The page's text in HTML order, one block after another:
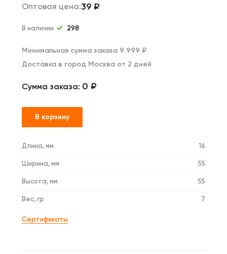
Оптовая цена:39 ₽
В наличии 298
Минимальная сумма заказа 9 999 ₽
Доставка в город Москва от 2 дней
Сумма заказа: 0 ₽
В корзину
Длина, мм 16
Ширина, мм 55
Высота, мм 55
Вес, гр 7
Сертификаты